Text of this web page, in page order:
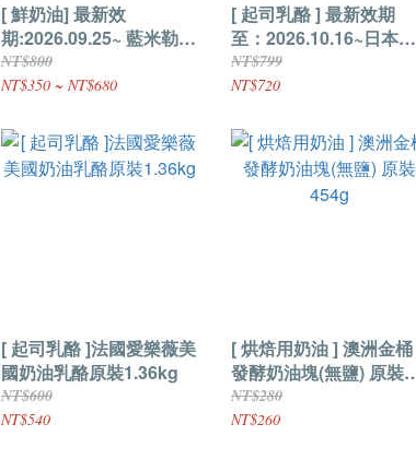
[ 鮮奶油] 最新效
期:2026.09.25~ 藍米勒
38%動物性鮮奶油(原藍
風車) 原裝1000ml
NT$800
NT$350 ~ NT$680
[ 起司乳酪 ] 最新效期
至：2026.10.16~日本四
葉 北海道十勝奶油乳酪
原裝1kg
NT$799
NT$720
[ 起司乳酪 ]法國愛樂薇美
國奶油乳酪原裝1.36kg
NT$600
NT$540
[ 烘焙用奶油 ] 澳洲金桶
發酵奶油塊(無鹽) 原裝
454g
NT$280
NT$260